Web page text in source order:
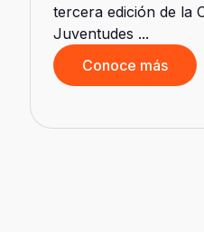
tercera edición de la
Juventudes ...
Conoce más